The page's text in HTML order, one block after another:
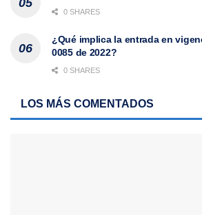
0 SHARES
¿Qué implica la entrada en
0085 de 2022?
0 SHARES
LOS MÁS COMENTADOS